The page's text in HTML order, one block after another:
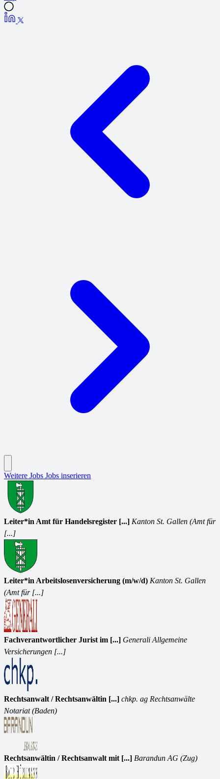
Weitere Jobs Jobs inserieren
Leiter*in Amt für Handelsregister [...] Kanton St. Gallen (Amt für
[...]
Leiter*in Arbeitslosenversicherung (m/w/d) Kanton St. Gallen
(Amt für [...]
Fachverantwortlicher Jurist im [...] Generali Allgemeine
Versicherungen [...]
Rechtsanwalt / Rechtsanwältin [...] chkp. ag Rechtsanwälte
Notariat (Baden)
Rechtsanwältin / Rechtsanwalt mit [...] Barandun AG (Zug)